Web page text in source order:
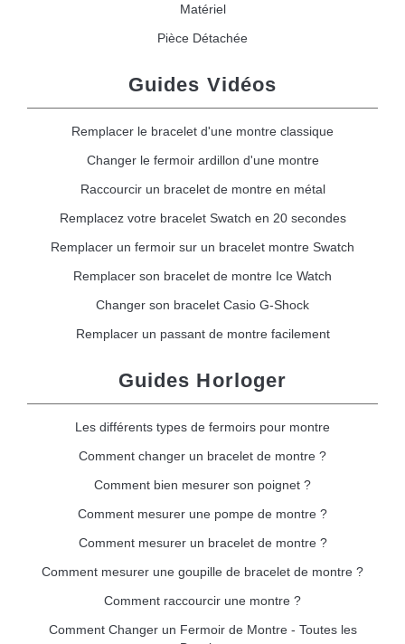
Matériel
Pièce Détachée
Guides Vidéos
Remplacer le bracelet d'une montre classique
Changer le fermoir ardillon d'une montre
Raccourcir un bracelet de montre en métal
Remplacez votre bracelet Swatch en 20 secondes
Remplacer un fermoir sur un bracelet montre Swatch
Remplacer son bracelet de montre Ice Watch
Changer son bracelet Casio G-Shock
Remplacer un passant de montre facilement
Guides Horloger
Les différents types de fermoirs pour montre
Comment changer un bracelet de montre ?
Comment bien mesurer son poignet ?
Comment mesurer une pompe de montre ?
Comment mesurer un bracelet de montre ?
Comment mesurer une goupille de bracelet de montre ?
Comment raccourcir une montre ?
Comment Changer un Fermoir de Montre - Toutes les